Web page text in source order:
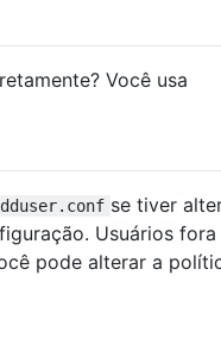
Você usa
se tiver
Usuários
pode alterar a